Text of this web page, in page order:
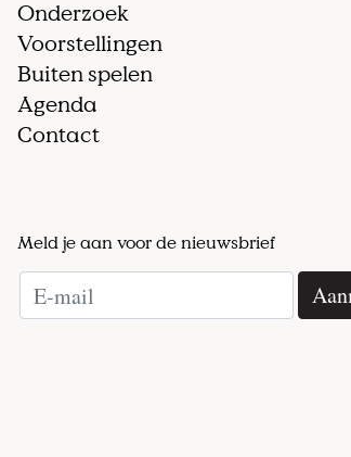
Onderzoek
Voorstellingen
Buiten spelen
Agenda
Contact
Meld je aan voor de nieuwsbrief